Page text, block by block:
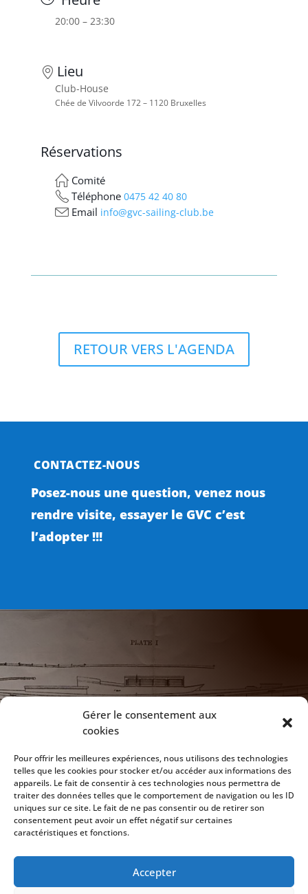
Gérer le consentement aux
cookies
Pour offrir les meilleures expériences, nous utilisons des technologies
telles que les cookies pour stocker et/ou accéder aux informations des
appareils. Le fait de consentir à ces technologies nous permettra de
traiter des données telles que le comportement de navigation ou les ID
uniques sur ce site. Le fait de ne pas consentir ou de retirer son
consentement peut avoir un effet négatif sur certaines
caractéristiques et fonctions.
Accepter
20:00 – 23:30
Lieu
Club-House
Chée de Vilvoorde 172 – 1120 Bruxelles
Réservations
Comité
Téléphone 0475 42 40 80
Email info@gvc-sailing-club.be
RETOUR VERS L'AGENDA
CONTACTEZ-NOUS
Posez-nous une question, venez nous
rendre visite, essayer le GVC c’est
l’adopter !!!
NOTRE ADRESSE
172 Chaussée de Vilvoorde
1120 Bruxelles
 CLUB HOUSE
Ouvert tous les jeudi soirs dès 20h
 EMAIL